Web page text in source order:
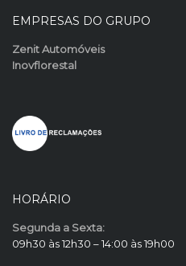
EMPRESAS DO GRUPO
Zenit Automóveis
Inovflorestal
HORÁRIO
Segunda a Sexta:
09h30 às 12h30 – 14:00 às 19h00